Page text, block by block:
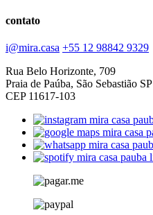
contato
i@mira.casa +55 12 98842 9329
Rua Belo Horizonte, 709
Praia de Paúba, São Sebastião SP
CEP 11617-103